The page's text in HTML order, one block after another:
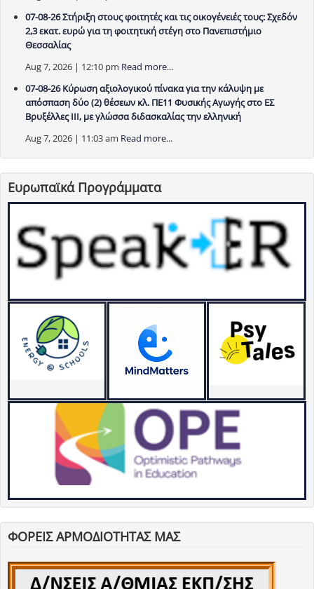
07-08-26 Στήριξη στους φοιτητές και τις οικογένειές τους: Σχεδόν
2,3 εκατ. ευρώ για τη φοιτητική στέγη στο Πανεπιστήμιο
Θεσσαλίας
Aug 7, 2026 | 12:10 pm Read more...
07-08-26 Κύρωση αξιολογικού πίνακα για την κάλυψη με
απόσπαση δύο (2) θέσεων κλ. ΠΕ11 Φυσικής Αγωγής στο ΕΣ
Βρυξέλλες ΙΙΙ, με γλώσσα διδασκαλίας την ελληνική
Aug 7, 2026 | 11:03 am Read more...
Ευρωπαϊκά Προγράμματα
ΦΟΡΕΙΣ ΑΡΜΟΔΙΟΤΗΤΑΣ ΜΑΣ